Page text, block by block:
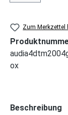
Zum Merkzettel
ox
Beschreibung